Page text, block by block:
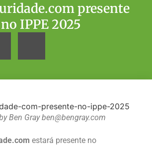
presente
no IPPE 2025
Ben Gray ben@bengray.com
estará presente no